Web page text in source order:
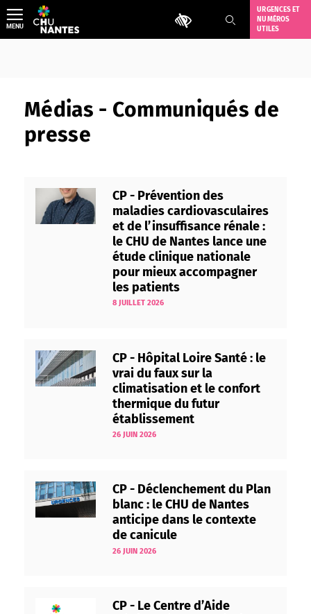
Aller
au
contenu
Outils d'accessibilité
URGENCES ET
NUMÉROS
UTILES
MENU
Médias - Communiqués de
presse
CP - Prévention des
maladies cardiovasculaires
et de l’insuffisance rénale :
le CHU de Nantes lance une
étude clinique nationale
pour mieux accompagner
les patients
8 JUILLET 2026
CP - Hôpital Loire Santé : le
vrai du faux sur la
climatisation et le confort
thermique du futur
établissement
26 JUIN 2026
CP - Déclenchement du Plan
blanc : le CHU de Nantes
anticipe dans le contexte
de canicule
26 JUIN 2026
CP - Le Centre d’Aide